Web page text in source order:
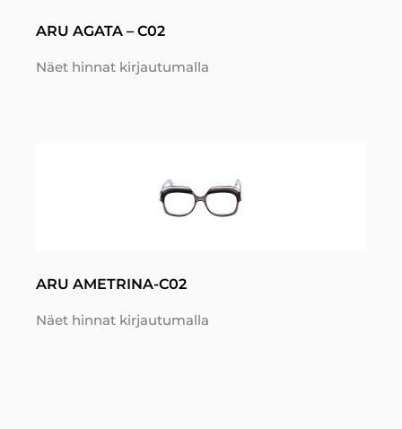
ARU AGATA – C02
Näet hinnat kirjautumalla
ARU AMETRINA-C02
Näet hinnat kirjautumalla